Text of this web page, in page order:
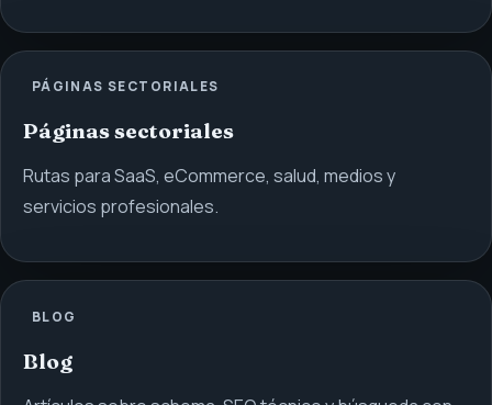
PÁGINAS SECTORIALES
Páginas sectoriales
Rutas para SaaS, eCommerce, salud, medios y
servicios profesionales.
BLOG
Blog